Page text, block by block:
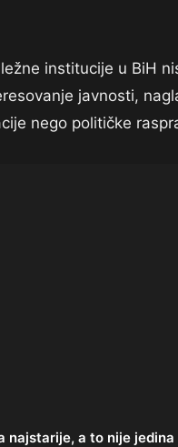
institucije u BiH
javnosti,
nego političke
najstarije, a to nije